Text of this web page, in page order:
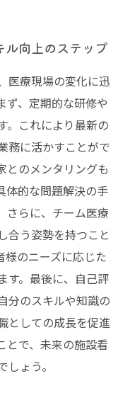
ル向上のステップ
医療現場の変化に迅
ず、定期的な研修や
。これにより最新の
務に活かすことがで
とのメンタリングも
体的な問題解決の手
さらに、チーム医療
合う姿勢を持つこと
様のニーズに応じた
す。最後に、自己評
分のスキルや知識の
としての成長を促進
とで、未来の施設看
ょう。